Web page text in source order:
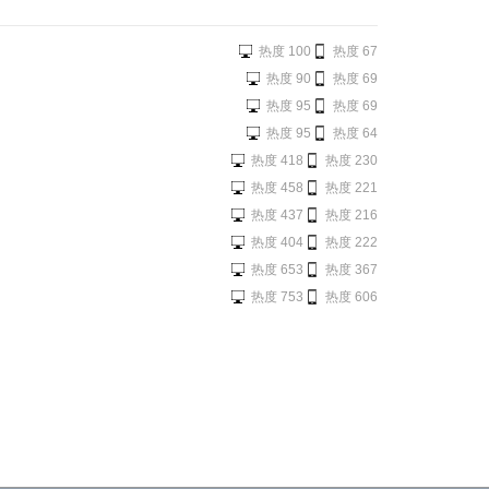
热度 67
热度 100
热度 69
热度 90
热度 69
热度 95
热度 64
热度 95
热度 230
热度 418
热度 221
热度 458
热度 216
热度 437
热度 222
热度 404
热度 367
热度 653
热度 606
热度 753